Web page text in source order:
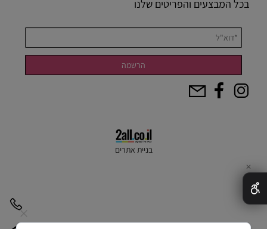
בכל המבצעים והפריטים שלנו
בניית אתרים
✕